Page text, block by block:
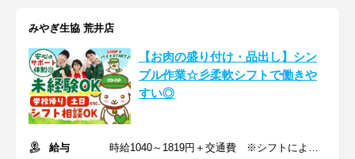
みやぎ生協 荒井店
【お肉の盛り付け・品出し】シン
プル作業☆彡柔軟シフトで働きや
すい◎
給与
時給1040～1819円＋交通費 ※シフトにより時給変動あり